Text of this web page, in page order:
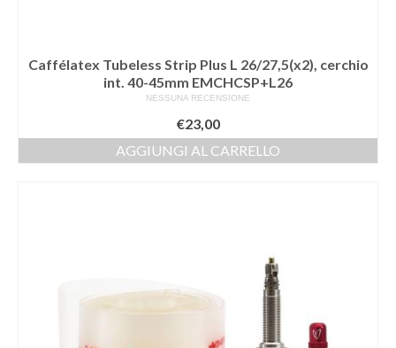
Caffélatex Tubeless Strip Plus L 26/27,5(x2), cerchio
int. 40-45mm EMCHCSP+L26
NESSUNA RECENSIONE
€23,00
AGGIUNGI AL CARRELLO